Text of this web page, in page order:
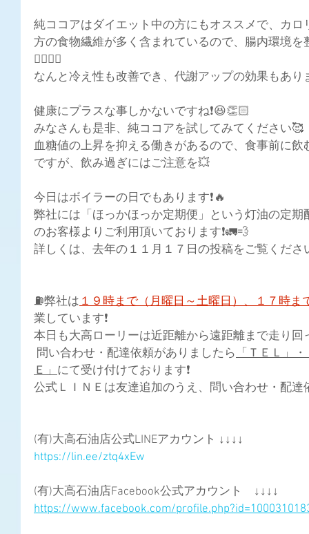
純ココアはダイエット中の方にもオススメで、カ
方の食物繊維が多く含まれているので、腸内環境
🏋🏻‍♀️✨
なんと冷え性も改善でき、代謝アップの効果もあり
健康にプラスな事しかないですね❗😆👏🏻
みなさんも是非、純ココアを試してみてください🥰
血糖値の上昇を抑える働きがあるので、食事前に飲
ですが、飲み過ぎにはご注意を💥
今日はボイラーの日でもあります❗🔥
弊社には「ほっかほっか定期便」という灯油の定
のお客様よりご利用頂いております❗🚛💨
詳しくは、去年の１１月１７日の投稿をご覧くださ
⛽弊社は１９時まで（月曜日～土曜日）、１７時ま
業しています❗
本日も大高ローリーは近距離から遠距離まで走り回
問い合わせ・配達依頼がありましたら「ＴＥＬ」
Ｅ」にて受け付けております❗
公式ＬＩＮＥは友達追加のうえ、問い合わせ・配
(有)大高石油店公式LINEアカウント ↓↓↓↓
https://lin.ee/ztq4xEw
(有)大高石油店Facebook公式アカウント　↓↓↓↓
https://www.facebook.com/